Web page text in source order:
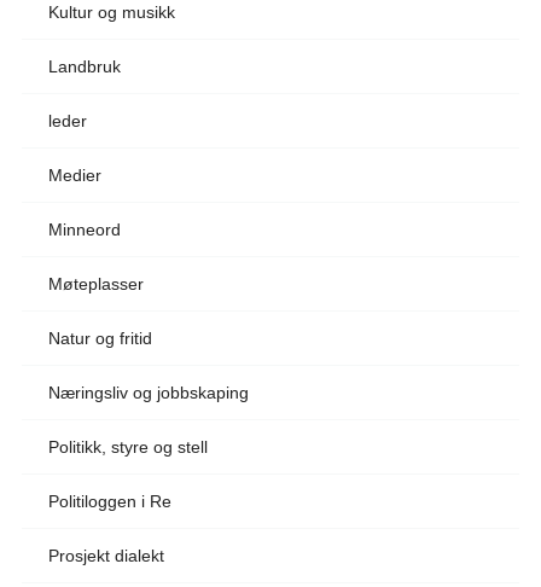
Kultur og musikk
Landbruk
leder
Medier
Minneord
Møteplasser
Natur og fritid
Næringsliv og jobbskaping
Politikk, styre og stell
Politiloggen i Re
Prosjekt dialekt